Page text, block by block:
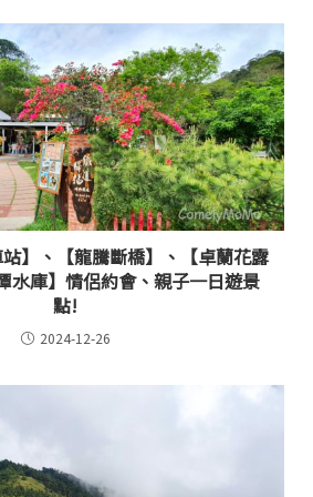
】、【龍騰斷橋】、【卓蘭花露
水庫】情侶約會、親子一日遊景
點!
2024-12-26